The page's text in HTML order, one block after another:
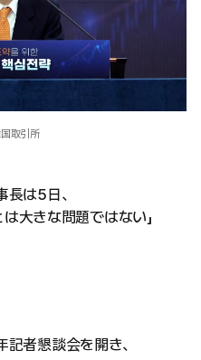
取引所
は5日、
大きな問題ではない」
者懇談会を開き、